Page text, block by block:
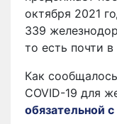
октября 2021
339
то есть почти
Как
COVID-19 для
обязательной